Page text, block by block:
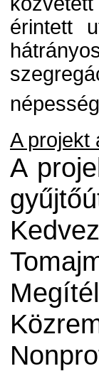
érintett
A projekt
A